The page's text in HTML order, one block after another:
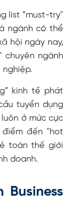
tại Úc
of Business
of
list “must-try"
ngành có thể
hội ngày nay,
chuyên ngành
kinh tế phát
tuyển dụng
ở mức cực
đến "hot
toàn thế giới
doanh.
Business